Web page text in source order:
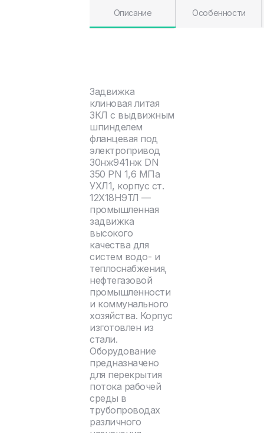
Описание Особенности
Задвижка
клиновая литая
ЗКЛ с выдвижным
шпинделем
фланцевая под
электропривод
30нж941нж DN
350 PN 1,6 МПа
УХЛ1, корпус ст.
12Х18Н9ТЛ —
промышленная
задвижка
высокого
качества для
систем водо- и
теплоснабжения,
нефтегазовой
промышленности
и коммунального
хозяйства. Корпус
изготовлен из
стали.
Оборудование
предназначено
для перекрытия
потока рабочей
среды в
трубопроводах
различного